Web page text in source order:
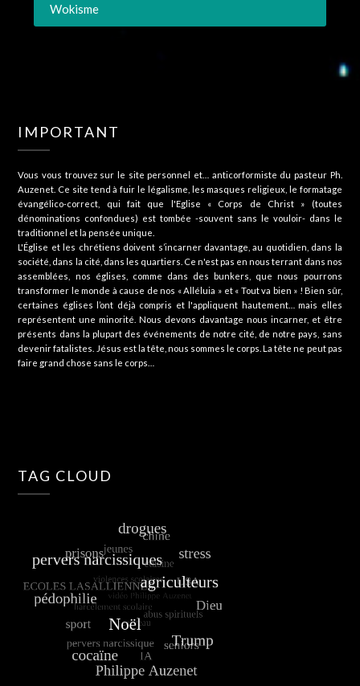
Wokisme
IMPORTANT
Vous vous trouvez sur le site personnel et… anticorformiste du pasteur Ph.
Auzenet. Ce site tend à fuir le légalisme, les masques religieux, le formatage
évangélico-correct, qui fait que l'Eglise « Corps de Christ » (toutes
dénominations confondues) est tombée -souvent sans le vouloir- dans le
traditionnel et la pensée unique.
L'Église et les chrétiens doivent s’incarner davantage, au quotidien, dans la
société, dans la cité, dans les quartiers. Ce n'est pas en nous terrant dans nos
assemblées, nos églises, comme dans des bunkers, que nous pourrons
transformer le monde à cause de nos « Alléluia » et « Tout va bien » ! Bien sûr,
certaines églises l’ont déjà compris et l'appliquent hautement… mais elles
représentent une minorité. Nous devons davantage nous incarner, et être
présents dans la plupart des événements de notre cité, de notre pays, sans
devenir fatalistes. Jésus est la tête, nous sommes le corps. La tête ne peut pas
faire grand chose sans le corps…
TAG CLOUD